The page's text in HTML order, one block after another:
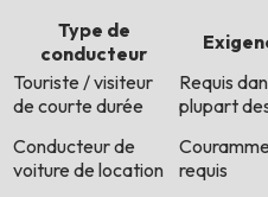
Type de
conducteur
Touriste / visiteur
de courte durée
Requis
plupart
Conducteur de
voiture de location
requis